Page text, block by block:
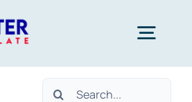
HomeSearch